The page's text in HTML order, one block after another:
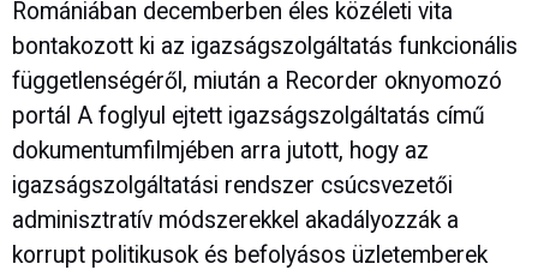
Romániában decemberben éles közéleti vita
bontakozott ki az igazságszolgáltatás funkcionális
függetlenségéről, miután a Recorder oknyomozó
portál A foglyul ejtett igazságszolgáltatás című
dokumentumfilmjében arra jutott, hogy az
igazságszolgáltatási rendszer csúcsvezetői
adminisztratív módszerekkel akadályozzák a
korrupt politikusok és befolyásos üzletemberek